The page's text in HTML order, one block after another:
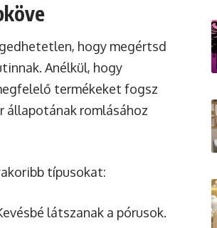
hogy megértsd
Anélkül, hogy
termékeket fogsz
állapotának romlásához
típusokat:
látszanak a pórusok.